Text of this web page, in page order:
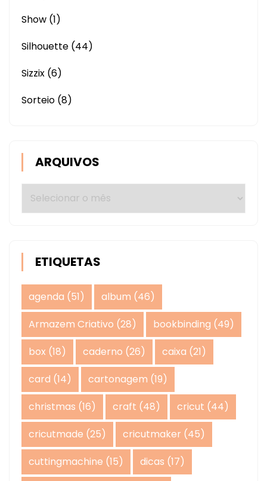
Show (1)
Silhouette (44)
Sizzix (6)
Sorteio (8)
ARQUIVOS
Arquivos
ETIQUETAS
agenda (51) album (46)
Armazem Criativo (28) bookbinding (49)
box (18) caderno (26) caixa (21)
card (14) cartonagem (19)
christmas (16) craft (48) cricut (44)
cricutmade (25) cricutmaker (45)
cuttingmachine (15) dicas (17)